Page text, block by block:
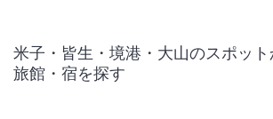
米子・皆生・境港・大山のスポット
旅館・宿を探す